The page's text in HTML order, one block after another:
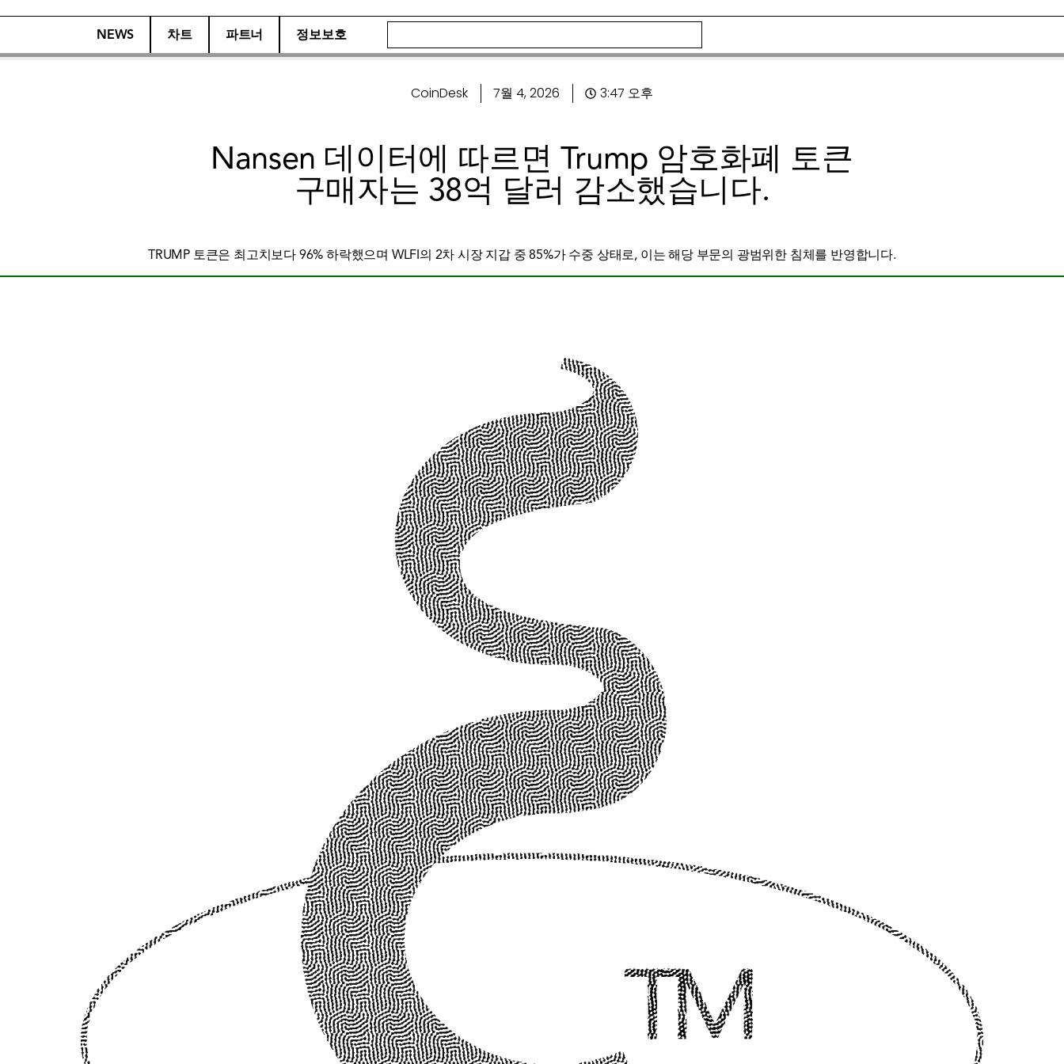
NEWS 차트 파트너 정보보호
CoinDesk 7월 4, 2026 3:47 오후
Nansen 데이터에 따르면 Trump 암호화폐 토큰
구매자는 38억 달러 감소했습니다.
TRUMP 토큰은 최고치보다 96% 하락했으며 WLFI의 2차 시장 지갑 중 85%가 수중 상태로, 이는 해당 부문의 광범위한 침체를 ​​반영합니다.